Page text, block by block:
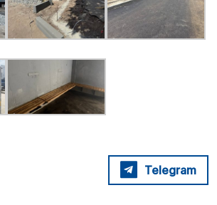
Telegram